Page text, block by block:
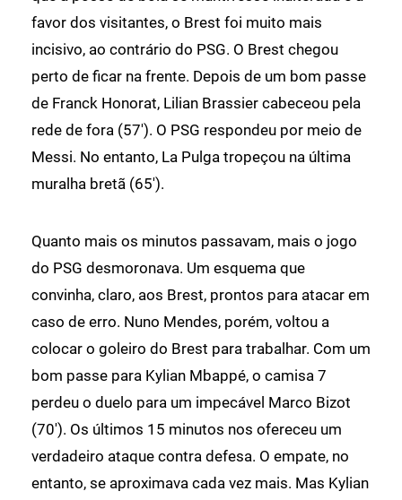
favor dos visitantes, o Brest foi muito mais
incisivo, ao contrário do PSG. O Brest chegou
perto de ficar na frente. Depois de um bom passe
de Franck Honorat, Lilian Brassier cabeceou pela
rede de fora (57'). O PSG respondeu por meio de
Messi. No entanto, La Pulga tropeçou na última
muralha bretã (65').
Quanto mais os minutos passavam, mais o jogo
do PSG desmoronava. Um esquema que
convinha, claro, aos Brest, prontos para atacar em
caso de erro. Nuno Mendes, porém, voltou a
colocar o goleiro do Brest para trabalhar. Com um
bom passe para Kylian Mbappé, o camisa 7
perdeu o duelo para um impecável Marco Bizot
(70'). Os últimos 15 minutos nos ofereceu um
verdadeiro ataque contra defesa. O empate, no
entanto, se aproximava cada vez mais. Mas Kylian